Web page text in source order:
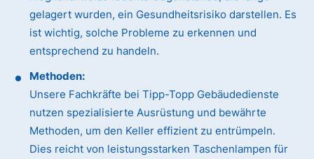
gelagert wurden, ein Gesundheitsrisiko darstellen. Es
ist wichtig, solche Probleme zu erkennen und
entsprechend zu handeln.
Methoden:
Unsere Fachkräfte bei Tipp-Topp Gebäudedienste
nutzen spezialisierte Ausrüstung und bewährte
Methoden, um den Keller effizient zu entrümpeln.
Dies reicht von leistungsstarken Taschenlampen für